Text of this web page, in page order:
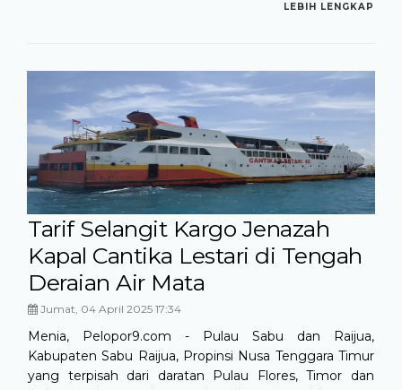
LEBIH LENGKAP
Tarif Selangit Kargo Jenazah
Kapal Cantika Lestari di Tengah
Deraian Air Mata
Jumat, 04 April 2025 17:34
Menia, Pelopor9.com - Pulau Sabu dan Raijua,
Kabupaten Sabu Raijua, Propinsi Nusa Tenggara Timur
yang terpisah dari daratan Pulau Flores, Timor dan